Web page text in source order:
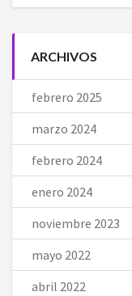
ARCHIVOS
febrero 2025
marzo 2024
febrero 2024
enero 2024
noviembre 2023
mayo 2022
abril 2022